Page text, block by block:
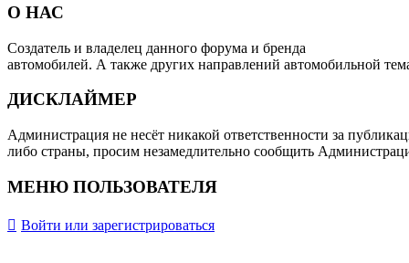
О НАС
Создатель и владелец данного форума и бренда
автомобилей. А также других направлений автомобильной
ДИСКЛАЙМЕР
Администрация не несёт никакой ответственности за
либо страны, просим незамедлительно сообщить
МЕНЮ ПОЛЬЗОВАТЕЛЯ
Войти или зарегистрироваться